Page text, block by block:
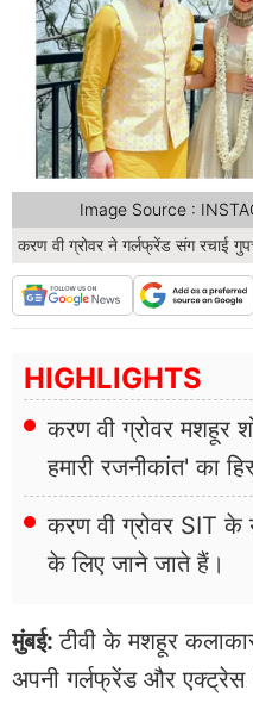
करण वी ग्रोवर ने गर्लफ्रेंड संग रचाई
Image Source :
HIGHLIGHTS
करण वी ग्रोवर मशहूर
हमारी रजनीकांत' का
करण वी ग्रोवर SIT
के लिए जाने जाते हैं।
मुंबई:टीवी के मशहूर
अपनी गर्लफ्रेंड और एक्ट्रेस